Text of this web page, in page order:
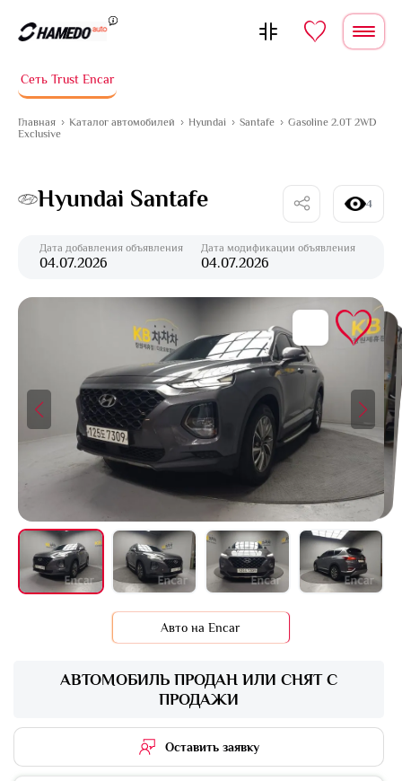
Сеть Trust Encar
Главная Каталог автомобилей Hyundai Santafe
Gasoline 2.0T 2WD
Exclusive
Hyundai Santafe 4
Дата добавления объявления
04.07.2026
Дата модификации объявления
04.07.2026
АВТОМОБИЛЬ ПРОДАН ИЛИ СНЯТ С
ПРОДАЖИ
Оставить заявку
Авто на Encar